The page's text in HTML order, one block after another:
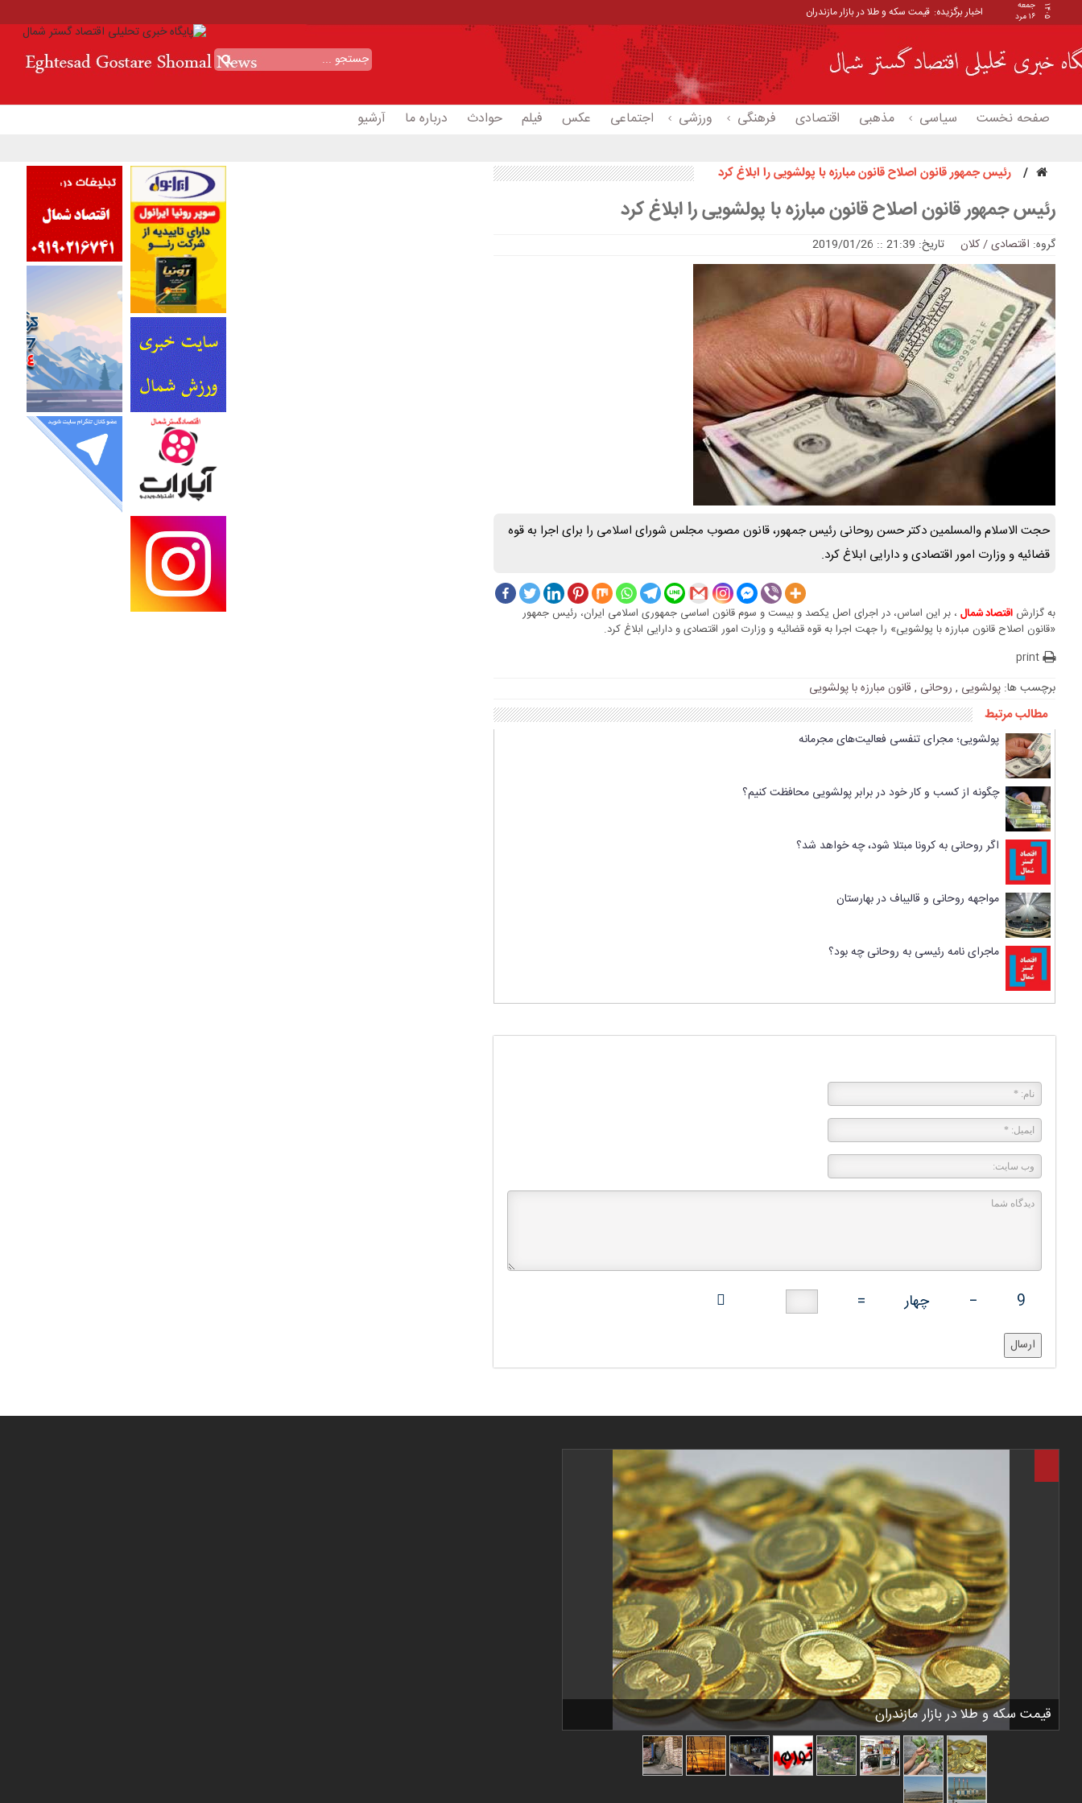
۱۴۰۵
جمعه
۱۶ مرد
اخبار برگزیده: قیمت سکه و طلا در بازار مازندران
صفحه نخست سیاسی مذهبی اقتصادی فرهنگی ورزشی اجتماعی عکس فیلم حوادث درباره ما آرشیو
رئیس جمهور قانون اصلاح قانون مبارزه با پولشویی را ابلاغ کرد
رئیس جمهور قانون اصلاح قانون مبارزه با پولشویی را ابلاغ کرد
گروه: اقتصادی / کلان تاریخ: 21:39 :: 2019/01/26
حجت الاسلام والمسلمین دکتر حسن روحانی رئیس جمهور، قانون مصوب مجلس شورای اسلامی را برای اجرا به قوه
قضائیه و وزارت امور اقتصادی و دارایی ابلاغ کرد.
به گزارشاقتصاد شمال ، بر این اساس، در اجرای اصل یکصد و بیست و سوم قانون اساسی جمهوری اسلامی ایران، رئیس جمهور
«قانون اصلاح قانون مبارزه با پولشویی» را جهت اجرا به قوه قضائیه و وزارت امور اقتصادی و دارایی ابلاغ کرد.
print
برچسب ها:پولشویی , روحانی , قانون مبارزه با پولشویی
مطالب مرتبط
پولشویی؛ مجرای تنفسی فعالیت‌های مجرمانه
چگونه از کسب و کار خود در برابر پولشویی محافظت کنیم؟
اگر روحانی به کرونا مبتلا شود، چه خواهد شد؟
مواجهه روحانی و قالیباف در بهارستان
ماجرای نامه رئیسی به روحانی چه بود؟
9
− چهار =
ارسال
قیمت سکه و طلا در بازار مازندران